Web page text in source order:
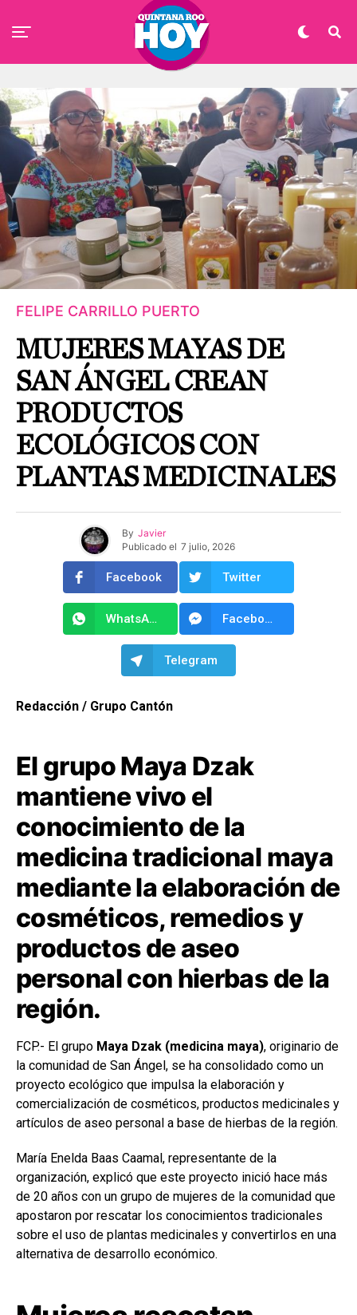
FELIPE CARRILLO PUERTO
MUJERES MAYAS DE
SAN ÁNGEL CREAN
PRODUCTOS
ECOLÓGICOS CON
PLANTAS MEDICINALES
By Javier
Publicado el 7 julio, 2026
Facebook Twitter
WhatsApp Facebook Messenger
Telegram
Redacción / Grupo Cantón
El grupo Maya Dzak
mantiene vivo el
conocimiento de la
medicina tradicional maya
mediante la elaboración de
cosméticos, remedios y
productos de aseo
personal con hierbas de la
región.
FCP.- El grupo Maya Dzak (medicina maya), originario de
la comunidad de San Ángel, se ha consolidado como un
proyecto ecológico que impulsa la elaboración y
comercialización de cosméticos, productos medicinales y
artículos de aseo personal a base de hierbas de la región.
María Enelda Baas Caamal, representante de la
organización, explicó que este proyecto inició hace más
de 20 años con un grupo de mujeres de la comunidad que
apostaron por rescatar los conocimientos tradicionales
sobre el uso de plantas medicinales y convertirlos en una
alternativa de desarrollo económico.